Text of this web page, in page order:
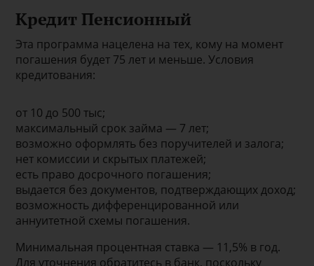
Кредит Пенсионный
Эта программа нацелена на тех, кому на момент
погашения будет 75 лет и меньше. Условия
кредитования:
от 10 до 500 тыс;
максимальный срок займа — 7 лет;
возможно оформлять без поручителей и залога;
нет комиссии и скрытых платежей;
есть право досрочного погашения;
выдается без документов, подтверждающих доход;
возможность дифференцированной или
аннуитетной схемы погашения.
Минимальная процентная ставка — 11,5% в год.
Для уточнения обратитесь в банк, поскольку